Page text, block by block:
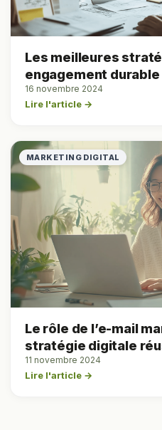
Les meilleures
engagement
16 novembre 2024
Lire l'article →
MARKETING DIGITAL
Le rôle de l’e-mail
stratégie digitale
11 novembre 2024
Lire l'article →